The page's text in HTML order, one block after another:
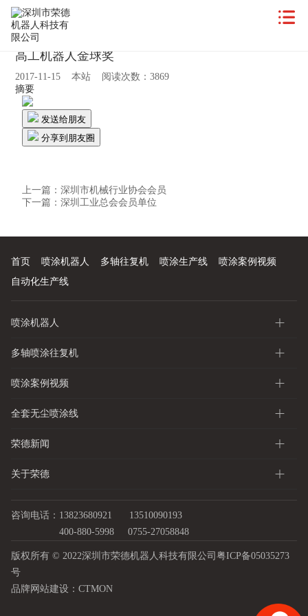
高工机器人金球奖
2017-11-15 本站 阅读次数：3869
摘要
发送给朋友
分享到朋友圈
上一篇：深圳市机械行业协会会员
下一篇：深圳工业总会会员单位
首页 喷涂机器人 多轴往复机 喷涂生产线
喷涂案例视频
自动化生产线
喷涂机器人
多轴喷涂往复机
喷涂案例视频
全套无尘喷涂线
荣德新闻
关于荣德
咨询电话：13823680921
13510090193
400-880-5998
0755-27058848
版权所有 © 2022深圳市荣德机器人科技有限公司 粤ICP备05035273
号
品牌网站建设： CTMON